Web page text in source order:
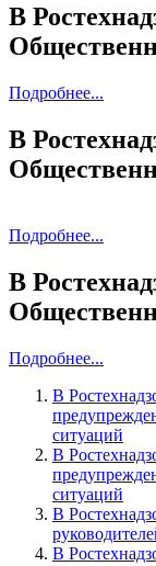
В
Подробнее...
В
Подробнее...
В
Подробнее...
В
ситуаций
В
ситуаций
В
В